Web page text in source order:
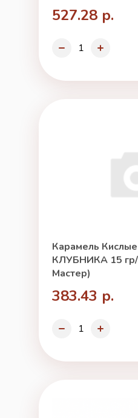
527.28 р.
Карамель
КЛУБНИКА 15
Мастер)
383.43 р.